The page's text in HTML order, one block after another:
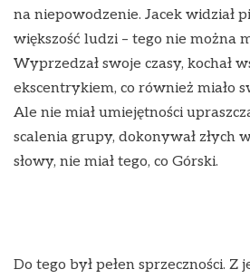
na niepowodzenie. Jacek widział
większość ludzi – tego nie można
Wyprzedzał swoje czasy, kochał
ekscentrykiem, co również miało
Ale nie miał umiejętności
scalenia grupy, dokonywał złych
słowy, nie miał tego, co Górski.
Do tego był pełen sprzeczności. Z